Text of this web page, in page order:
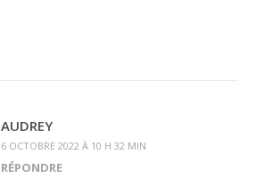
AUDREY
6 OCTOBRE 2022 À 10 H 32 MIN
RÉPONDRE